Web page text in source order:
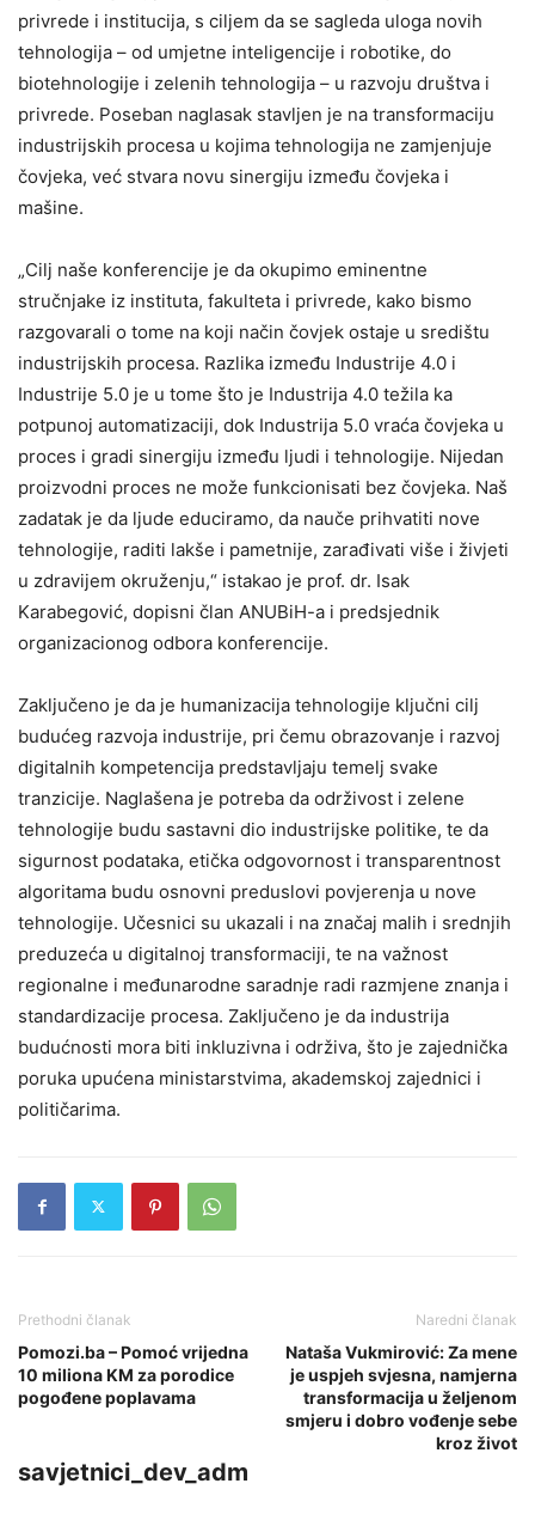
privrede i institucija, s ciljem da se sagleda uloga novih
tehnologija – od umjetne inteligencije i robotike, do
biotehnologije i zelenih tehnologija – u razvoju društva i
privrede. Poseban naglasak stavljen je na transformaciju
industrijskih procesa u kojima tehnologija ne zamjenjuje
čovjeka, već stvara novu sinergiju između čovjeka i
mašine.
„Cilj naše konferencije je da okupimo eminentne
stručnjake iz instituta, fakulteta i privrede, kako bismo
razgovarali o tome na koji način čovjek ostaje u središtu
industrijskih procesa. Razlika između Industrije 4.0 i
Industrije 5.0 je u tome što je Industrija 4.0 težila ka
potpunoj automatizaciji, dok Industrija 5.0 vraća čovjeka u
proces i gradi sinergiju između ljudi i tehnologije. Nijedan
proizvodni proces ne može funkcionisati bez čovjeka. Naš
zadatak je da ljude educiramo, da nauče prihvatiti nove
tehnologije, raditi lakše i pametnije, zarađivati više i živjeti
u zdravijem okruženju,“ istakao je prof. dr. Isak
Karabegović, dopisni član ANUBiH-a i predsjednik
organizacionog odbora konferencije.
Zaključeno je da je humanizacija tehnologije ključni cilj
budućeg razvoja industrije, pri čemu obrazovanje i razvoj
digitalnih kompetencija predstavljaju temelj svake
tranzicije. Naglašena je potreba da održivost i zelene
tehnologije budu sastavni dio industrijske politike, te da
sigurnost podataka, etička odgovornost i transparentnost
algoritama budu osnovni preduslovi povjerenja u nove
tehnologije. Učesnici su ukazali i na značaj malih i srednjih
preduzeća u digitalnoj transformaciji, te na važnost
regionalne i međunarodne saradnje radi razmjene znanja i
standardizacije procesa. Zaključeno je da industrija
budućnosti mora biti inkluzivna i održiva, što je zajednička
poruka upućena ministarstvima, akademskoj zajednici i
političarima.
Prethodni članak
Pomozi.ba – Pomoć vrijedna
10 miliona KM za porodice
pogođene poplavama
Naredni članak
Nataša Vukmirović: Za mene
je uspjeh svjesna, namjerna
transformacija u željenom
smjeru i dobro vođenje sebe
kroz život
savjetnici_dev_adm